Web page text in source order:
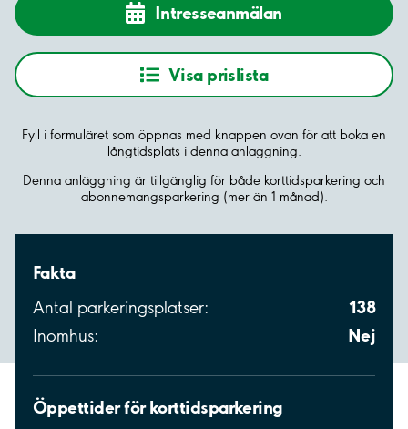
Intresseanmälan
Visa prislista
Fyll i formuläret som öppnas med knappen ovan för att boka en
långtidsplats i denna anläggning.
Denna anläggning är tillgänglig för både korttidsparkering och
abonnemangsparkering (mer än 1 månad).
Fakta
Antal parkeringsplatser: 138
Inomhus: Nej
Öppettider för korttidsparkering